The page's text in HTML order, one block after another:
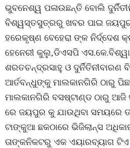
ଭୁବନେଶ୍ୱ ପଳାଉଛନ୍ତି ବୋଲି
ବିଶ୍ୱସ୍ତସୁତ୍ରରୁ ଖବର ପାଇ
ହରେକୃଷ୍ଣ ବେହେରା ଙ୍କ ନିର୍ଦ୍ଦେଶ
ହେନେରୀ କୁଲୁ,ଡିଏସପି
ଶରତଚନ୍ଦ୍ରସାହୁ ଓ ଦୁର୍ନିତିନୀବାରଣ
ଆର୍ତବନ୍ଧୁଙ୍କୁ ମାଲକାନଗିରି ଠାରୁ
ମାଲକାନଗିରି ବସଷ୍ଟାଣ୍ଡ ଠାରୁ ଆଜି
ରେ ଜୟପୁର କୁ ଯାଉଥିବା ସମୟରେ
ଟାଙ୍କୁଆ ଛକଠାରେ ଭିଜିଲାନ୍ସ
ତାଙ୍କନିକଟରୁ ଏକ ଏୟାରବ୍ୟାଗ ଟିଏ